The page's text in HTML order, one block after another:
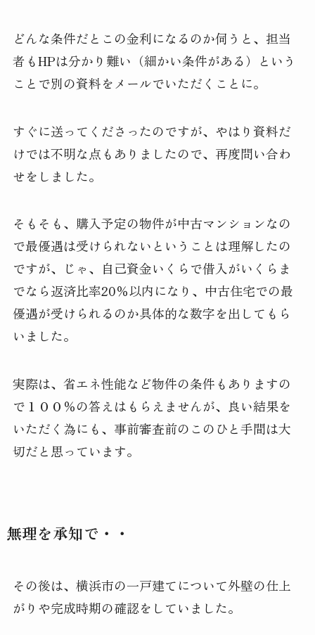
どんな条件だとこの金利になるのか伺うと、担当
者もHPは分かり難い（細かい条件がある）という
ことで別の資料をメールでいただくことに。
すぐに送ってくださったのですが、やはり資料だ
けでは不明な点もありましたので、再度問い合わ
せをしました。
そもそも、購入予定の物件が中古マンションなの
で最優遇は受けられないということは理解したの
ですが、じゃ、自己資金いくらで借入がいくらま
でなら返済比率20％以内になり、中古住宅での最
優遇が受けられるのか具体的な数字を出してもら
いました。
実際は、省エネ性能など物件の条件もありますの
で１００％の答えはもらえませんが、良い結果を
いただく為にも、事前審査前のこのひと手間は大
切だと思っています。
無理を承知で・・
その後は、横浜市の一戸建てについて外壁の仕上
がりや完成時期の確認をしていました。